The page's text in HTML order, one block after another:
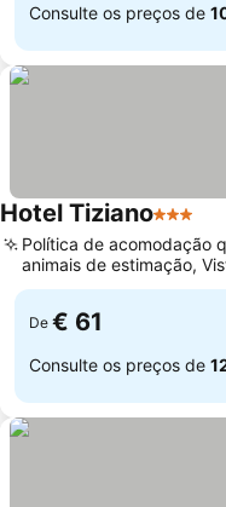
Consulte os preços de
Hotel Tiziano3
Política de acomodação
animais de estimação,
da Calle di Rielo
De € 61
Consulte os preços de